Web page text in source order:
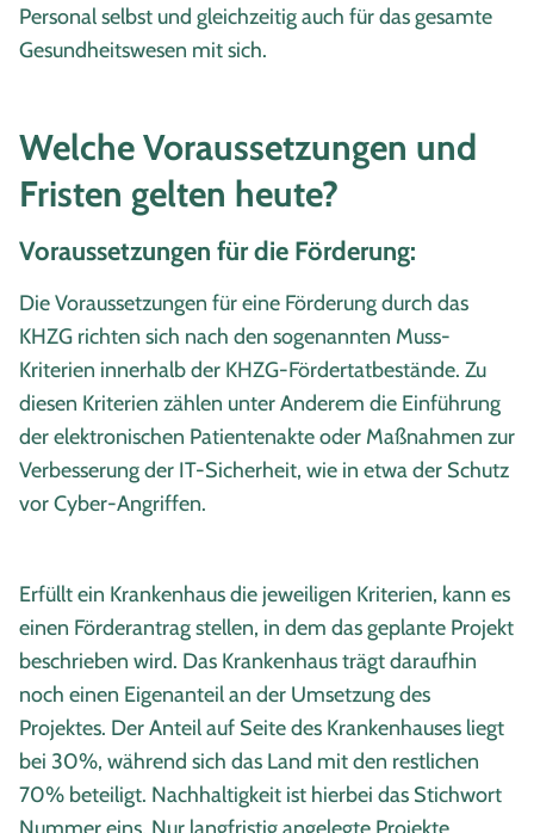
Personal selbst und gleichzeitig auch für das gesamte
Gesundheitswesen mit sich.
Welche Voraussetzungen und
Fristen gelten heute?
Voraussetzungen für die Förderung:
Die Voraussetzungen für eine Förderung durch das
KHZG richten sich nach den sogenannten Muss-
Kriterien innerhalb der KHZG-Fördertatbestände. Zu
diesen Kriterien zählen unter Anderem die Einführung
der elektronischen Patientenakte oder Maßnahmen zur
Verbesserung der IT-Sicherheit, wie in etwa der Schutz
vor Cyber-Angriffen.
Erfüllt ein Krankenhaus die jeweiligen Kriterien, kann es
einen Förderantrag stellen, in dem das geplante Projekt
beschrieben wird. Das Krankenhaus trägt daraufhin
noch einen Eigenanteil an der Umsetzung des
Projektes. Der Anteil auf Seite des Krankenhauses liegt
bei 30%, während sich das Land mit den restlichen
70% beteiligt. Nachhaltigkeit ist hierbei das Stichwort